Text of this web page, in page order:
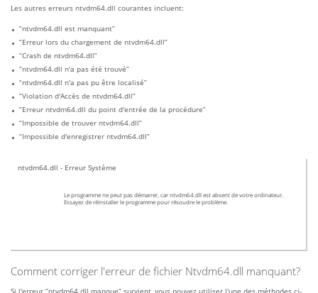
Les autres erreurs ntvdm64.dll courantes incluent:
“ntvdm64.dll est manquant”
“Erreur lors du chargement de ntvdm64.dll”
“Crash de ntvdm64.dll”
“ntvdm64.dll n'a pas été trouvé”
“ntvdm64.dll n'a pas pu être localisé”
“Violation d'Accès de ntvdm64.dll”
“Erreur ntvdm64.dll du point d'entrée de la procédure”
“Impossible de trouver ntvdm64.dll”
“Impossible d'enregistrer ntvdm64.dll”
ntvdm64.dll - Erreur Système
Le programme ne peut pas démarrer, car ntvdm64.dll est absent de votre ordinateur.
Essayez de réinstaller le programme pour résoudre le problème.
Comment corriger l'erreur de fichier Ntvdm64.dll manquant?
Si l'erreur “ntvdm64.dll manque” survient, vous pouvez utiliser l'une des méthodes ci-